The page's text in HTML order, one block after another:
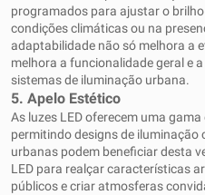
programados para ajustar o
condições climáticas ou na
adaptabilidade não só melhora a
melhora a funcionalidade geral e
sistemas de iluminação urbana.
5. Apelo Estético
As luzes LED oferecem uma
permitindo designs de iluminação
urbanas podem beneficiar desta
LED para realçar características
públicos e criar atmosferas